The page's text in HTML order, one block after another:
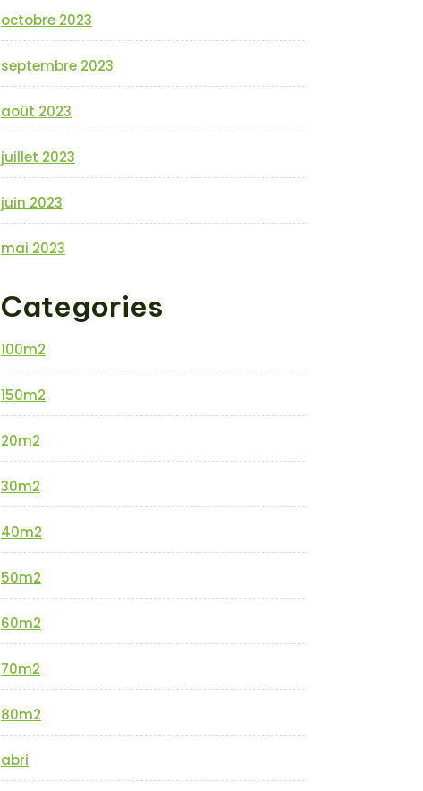
octobre 2023
septembre 2023
août 2023
juillet 2023
juin 2023
mai 2023
Categories
100m2
150m2
20m2
30m2
40m2
50m2
60m2
70m2
80m2
abri